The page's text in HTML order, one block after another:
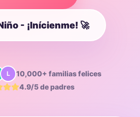
- ¡Inícienme! 🚀
L 10,000+ familias felices
4.9/5de padres